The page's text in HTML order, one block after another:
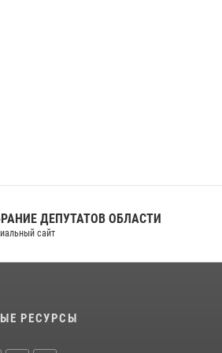
ДЕПУТАТОВ ОБЛАСТИ
сайт
РЕСУРСЫ